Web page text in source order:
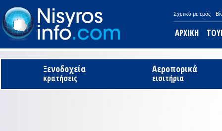
Σχετικά με εμάς
ΑΡΧΙΚΗ
Ξενοδοχεία
κρατήσεις
Αεροπορικά
εισιτήρια